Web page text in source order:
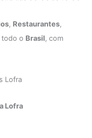
, Restaurantes,
todo o Brasil, com
Lofra
Lofra